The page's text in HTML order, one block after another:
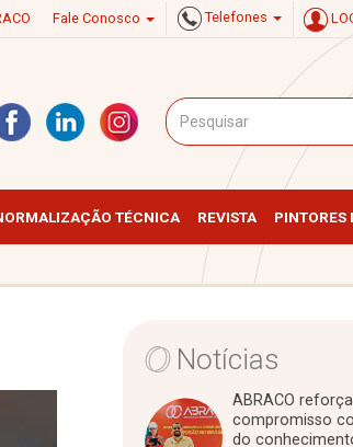
Fale Conosco Telefones
TÉCNICA REVISTA PINTORES
Notícias
ABRACO
compromisso
do